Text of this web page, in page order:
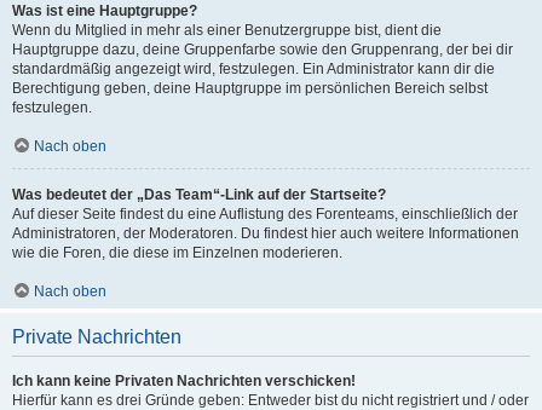
Was ist eine Hauptgruppe?
Wenn du Mitglied in mehr als einer Benutzergruppe bist, dient die
Hauptgruppe dazu, deine Gruppenfarbe sowie den Gruppenrang, der bei dir
standardmäßig angezeigt wird, festzulegen. Ein Administrator kann dir die
Berechtigung geben, deine Hauptgruppe im persönlichen Bereich selbst
festzulegen.
Nach oben
Was bedeutet der „Das Team“-Link auf der Startseite?
Auf dieser Seite findest du eine Auflistung des Forenteams, einschließlich der
Administratoren, der Moderatoren. Du findest hier auch weitere Informationen
wie die Foren, die diese im Einzelnen moderieren.
Nach oben
Private Nachrichten
Ich kann keine Privaten Nachrichten verschicken!
Hierfür kann es drei Gründe geben: Entweder bist du nicht registriert und / oder